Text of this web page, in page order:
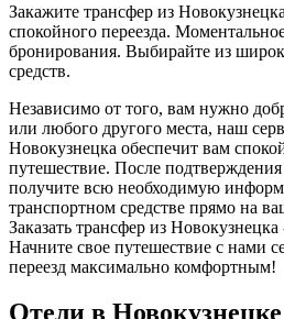
Закажите трансфер из
спокойного переезда.
бронирования. Выбирайте из
средств.
Независимо от того, вам нужно
или любого другого места, наш
Новокузнецка обеспечит вам
путешествие. После
получите всю необходимую
транспортном средстве прямо на
Заказать трансфер из
Начните свое путешествие с нами
переезд максимально комфортным!
Отели в Новокузнецке